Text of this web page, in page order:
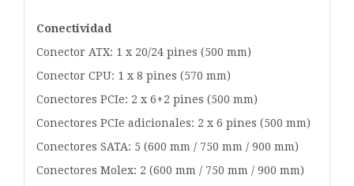
Conectividad
Conector ATX: 1 x 20/24 pines (500 mm)
Conector CPU: 1 x 8 pines (570 mm)
Conectores PCIe: 2 x 6+2 pines (500 mm)
Conectores PCIe adicionales: 2 x 6 pines (500 mm)
Conectores SATA: 5 (600 mm / 750 mm / 900 mm)
Conectores Molex: 2 (600 mm / 750 mm / 900 mm)